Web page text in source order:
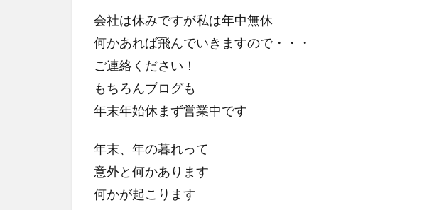
会社は休みですが私は年中無休
何かあれば飛んでいきますので・・・
ご連絡ください！
もちろんブログも
年末年始休まず営業中です
年末、年の暮れって
意外と何かあります
何かが起こります